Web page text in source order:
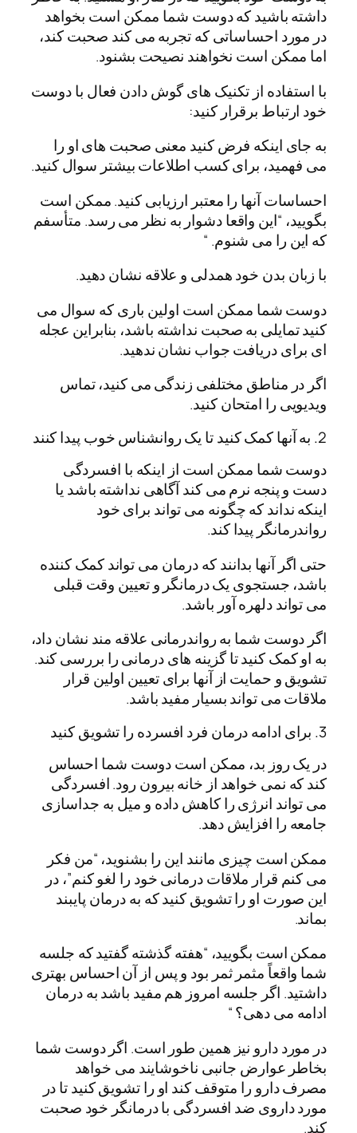
داشته باشید که دوست شما ممکن است بخواهد
در مورد احساساتی که تجربه می کند صحبت کند،
اما ممکن است نخواهند نصیحت بشنود.
با استفاده از تکنیک های گوش دادن فعال با دوست
خود ارتباط برقرار کنید:
به جای اینکه فرض کنید معنی صحبت های او را
می فهمید، برای کسب اطلاعات بیشتر سوال کنید.
احساسات آنها را معتبر ارزیابی کنید. ممکن است
بگویید، “این واقعا دشوار به نظر می رسد. متأسفم
که این را می شنوم. “
با زبان بدن خود همدلی و علاقه نشان دهید.
دوست شما ممکن است اولین باری که سوال می
کنید تمایلی به صحبت نداشته باشد، بنابراین عجله
ای برای دریافت جواب نشان ندهید.
اگر در مناطق مختلفی زندگی می کنید، تماس
ویدیویی را امتحان کنید.
2. به آنها کمک کنید تا یک روانشناس خوب پیدا کنند
دوست شما ممکن است از اینکه با افسردگی
دست و پنجه نرم می کند آگاهی نداشته باشد یا
اینکه نداند که چگونه می تواند برای خود
رواندرمانگر پیدا کند.
حتی اگر آنها بدانند که درمان می تواند کمک کننده
باشد، جستجوی یک درمانگر و تعیین وقت قبلی
می تواند دلهره آور باشد.
اگر دوست شما به رواندرمانی علاقه مند نشان داد،
به او کمک کنید تا گزینه های درمانی را بررسی کند.
تشویق و حمایت از آنها برای تعیین اولین قرار
ملاقات می تواند بسیار مفید باشد.
3. برای ادامه درمان فرد افسرده را تشویق کنید
در یک روز بد، ممکن است دوست شما احساس
کند که نمی خواهد از خانه بیرون رود. افسردگی
می تواند انرژی را کاهش داده و میل به جداسازی
جامعه را افزایش دهد.
ممکن است چیزی مانند این را بشنوید، “من فکر
می کنم قرار ملاقات درمانی خود را لغو کنم”، در
این صورت او را تشویق کنید که به درمان پایبند
بماند.
ممکن است بگویید، “هفته گذشته گفتید که جلسه
شما واقعاً مثمر ثمر بود و پس از آن احساس بهتری
داشتید. اگر جلسه امروز هم مفید باشد به درمان
ادامه می دهی؟ “
در مورد دارو نیز همین طور است. اگر دوست شما
بخاطر عوارض جانبی ناخوشایند می خواهد
مصرف دارو را متوقف کند او را تشویق کنید تا در
مورد داروی ضد افسردگی با درمانگر خود صحبت
کند.